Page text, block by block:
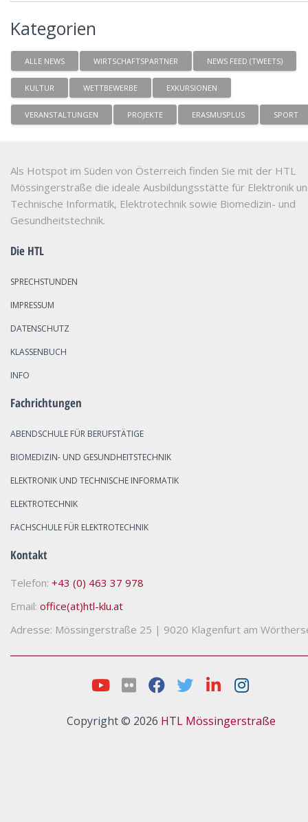
Kategorien
ALLE NEWS WIRTSCHAFTSPARTNER NEWS FEED (TWEETS)
KULTUR WETTBEWERBE EXKURSIONEN
VERANSTALTUNGEN PROJEKTE ERASMUSPLUS SPORT
Als Hotspot im Süden von Österreich finden Sie mit der HTL
Mössingerstraße die ideale Ausbildungsstätte für Elektronik
Technische Informatik, Elektrotechnik sowie Biomedizin- und
Gesundheitstechnik.
Die HTL
SPRECHSTUNDEN
IMPRESSUM
DATENSCHUTZ
KLASSENBUCH
INFO
Fachrichtungen
ABENDSCHULE FÜR BERUFSTÄTIGE
BIOMEDIZIN- UND GESUNDHEITSTECHNIK
ELEKTRONIK UND TECHNISCHE INFORMATIK
ELEKTROTECHNIK
FACHSCHULE FÜR ELEKTROTECHNIK
Kontakt
Telefon: +43 (0) 463 37 978
Email: office(at)htl-klu.at
Adresse: Mössingerstraße 25 | 9020 Klagenfurt am
Copyright © 2026 HTL Mössingerstraße